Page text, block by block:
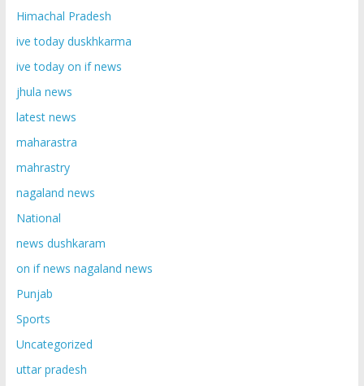
Himachal Pradesh
ive today duskhkarma
ive today on if news
jhula news
latest news
maharastra
mahrastry
nagaland news
National
news dushkaram
on if news nagaland news
Punjab
Sports
Uncategorized
uttar pradesh